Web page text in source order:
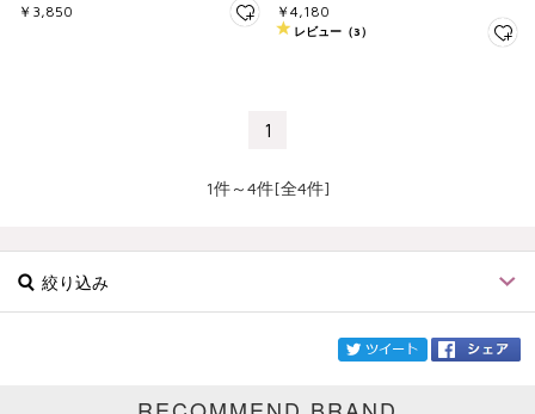
￥3,850 ￥4,180
レビュー（3）
1
1件～4件[全4件]
絞り込み